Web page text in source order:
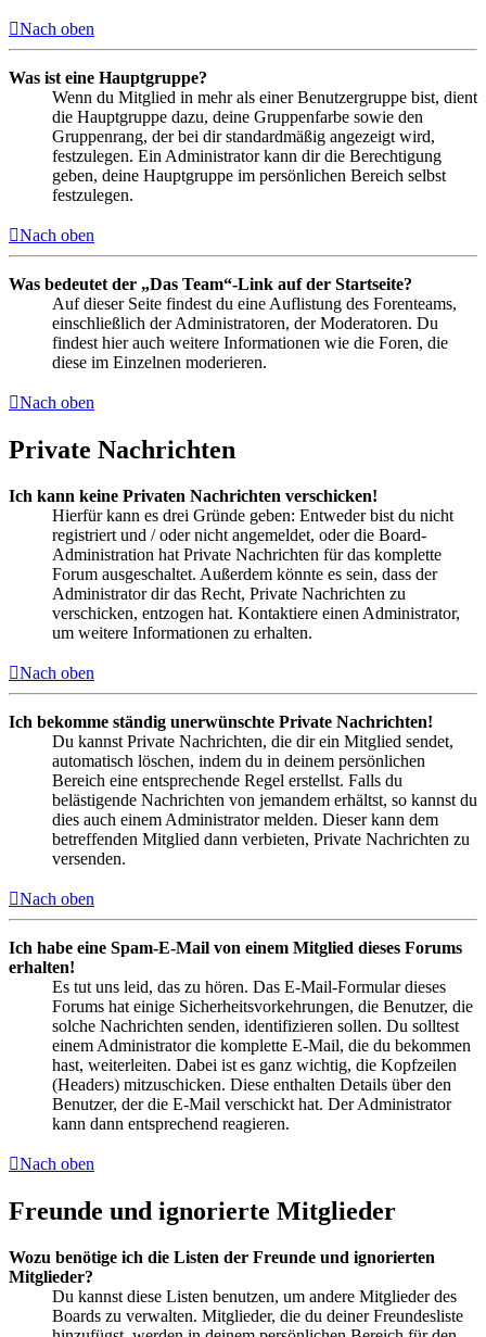
Nach oben
Was ist eine Hauptgruppe?
Wenn du Mitglied in mehr als einer Benutzergruppe bist, dient
die Hauptgruppe dazu, deine Gruppenfarbe sowie den
Gruppenrang, der bei dir standardmäßig angezeigt wird,
festzulegen. Ein Administrator kann dir die Berechtigung
geben, deine Hauptgruppe im persönlichen Bereich selbst
festzulegen.
Nach oben
Was bedeutet der „Das Team“-Link auf der Startseite?
Auf dieser Seite findest du eine Auflistung des Forenteams,
einschließlich der Administratoren, der Moderatoren. Du
findest hier auch weitere Informationen wie die Foren, die
diese im Einzelnen moderieren.
Nach oben
Private Nachrichten
Ich kann keine Privaten Nachrichten verschicken!
Hierfür kann es drei Gründe geben: Entweder bist du nicht
registriert und / oder nicht angemeldet, oder die Board-
Administration hat Private Nachrichten für das komplette
Forum ausgeschaltet. Außerdem könnte es sein, dass der
Administrator dir das Recht, Private Nachrichten zu
verschicken, entzogen hat. Kontaktiere einen Administrator,
um weitere Informationen zu erhalten.
Nach oben
Ich bekomme ständig unerwünschte Private Nachrichten!
Du kannst Private Nachrichten, die dir ein Mitglied sendet,
automatisch löschen, indem du in deinem persönlichen
Bereich eine entsprechende Regel erstellst. Falls du
belästigende Nachrichten von jemandem erhältst, so kannst du
dies auch einem Administrator melden. Dieser kann dem
betreffenden Mitglied dann verbieten, Private Nachrichten zu
versenden.
Nach oben
Ich habe eine Spam-E-Mail von einem Mitglied dieses Forums
erhalten!
Es tut uns leid, das zu hören. Das E-Mail-Formular dieses
Forums hat einige Sicherheitsvorkehrungen, die Benutzer, die
solche Nachrichten senden, identifizieren sollen. Du solltest
einem Administrator die komplette E-Mail, die du bekommen
hast, weiterleiten. Dabei ist es ganz wichtig, die Kopfzeilen
(Headers) mitzuschicken. Diese enthalten Details über den
Benutzer, der die E-Mail verschickt hat. Der Administrator
kann dann entsprechend reagieren.
Nach oben
Freunde und ignorierte Mitglieder
Wozu benötige ich die Listen der Freunde und ignorierten
Mitglieder?
Du kannst diese Listen benutzen, um andere Mitglieder des
Boards zu verwalten. Mitglieder, die du deiner Freundesliste